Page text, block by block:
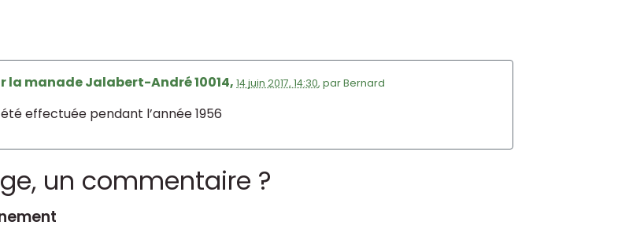
la manade Jalabert-André 10014, 14 juin 2017, 14:30, parBernard
effectuée pendant l’année 1956
un commentaire ?